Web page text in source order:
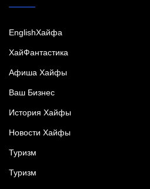
EnglishХайфа
XайФантастика
Афиша Хайфы
Ваш Бизнес
История Хайфы
Новости Хайфы
Туризм
Туризм